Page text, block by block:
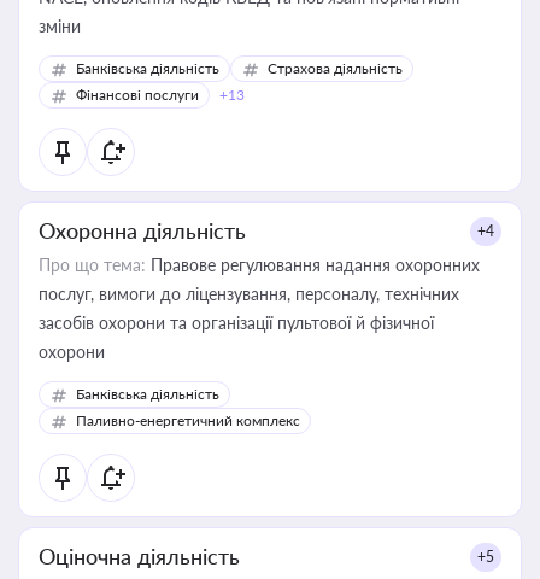
зміни
Банківська діяльність
Страхова діяльність
Фінансові послуги
+13
Охоронна діяльність +4
Про що тема: Правове регулювання надання охоронних
послуг, вимоги до ліцензування, персоналу, технічних
засобів охорони та організації пультової й фізичної
охорони
Банківська діяльність
Паливно-енергетичний комплекс
Оціночна діяльність +5